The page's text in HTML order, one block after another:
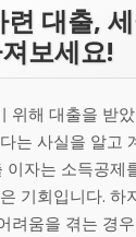
련 대출,
보세요!
위해 대출을 받
는 사실을 알고
이자는 소득공제
기회입니다. 하
려움을 겪는 경